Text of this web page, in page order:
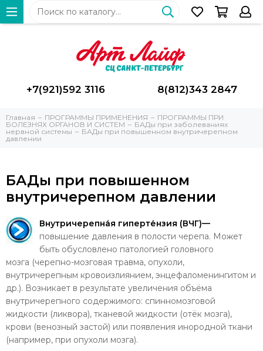
+7(921)592 3116 8(812)343 2847
Главная ПРОГРАММЫ ПРИМЕНЕНИЯ
ПРОГРАММЫ ПРИ
БОЛЕЗНЯХ ОРГАНОВ И СИСТЕМ
БАДы при заболеваниях
нервной системы
БАДы при повышенном внутричерепном
давлении
БАДы при повышенном
внутричерепном давлении
Внутричерепна́я гиперте́нзия (ВЧГ)—
повышение давления в полости черепа. Может
быть обусловлено патологией головного
мозга (черепно-мозговая травма, опухоли,
внутричерепным кровоизлиянием, энцефаломенингитом и
др.). Возникает в результате увеличения объёма
внутричерепного содержимого: спинномозговой
жидкости (ликвора), тканевой жидкости (отёк мозга),
крови (венозный застой) или появления инородной ткани
(например, при опухоли мозга).